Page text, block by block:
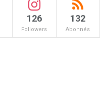
126
Followers
132
Abonnés